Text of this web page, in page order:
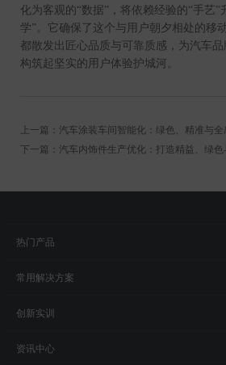
化为客观的“数据”，将依赖经验的“手艺”
学”。它确保了这个与用户朝夕相处的移
都散发出匠心品质与可靠质感，为汽车
构筑起坚实的用户体验护城河。
上一篇：汽车涂装车间智能化：绿色、精准与
下一篇：汽车内饰件生产优化：打造精益、绿
热门产品
常用解决方案
创新实训
资讯中心